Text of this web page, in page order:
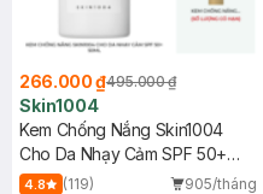
266.000 ₫495.000 ₫
Skin1004
Kem Chống Nắng Skin1004
Cho Da Nhạy Cảm SPF 50+
50ml
4.8 (119)
905/tháng